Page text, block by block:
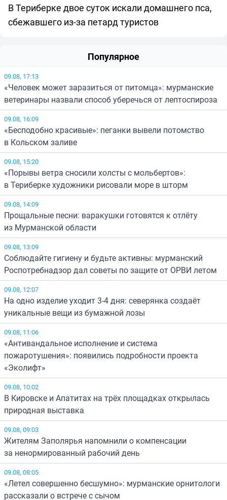
В Териберке двое суток искали домашнего пса,
сбежавшего из-за петард туристов
Популярное
09.08, 17:13
«Человек может заразиться от питомца»: мурманские
ветеринары назвали способ уберечься от лептоспироза
09.08, 16:09
«Бесподобно красивые»: пеганки вывели потомство
в Кольском заливе
09.08, 15:20
«Порывы ветра сносили холсты с мольбертов»:
в Териберке художники рисовали море в шторм
09.08, 14:09
Прощальные песни: варакушки готовятся к отлёту
из Мурманской области
09.08, 13:09
Соблюдайте гигиену и будьте активны: мурманский
Роспотребнадзор дал советы по защите от ОРВИ летом
09.08, 12:07
На одно изделие уходит 3-4 дня: северянка создаёт
уникальные вещи из бумажной лозы
09.08, 11:06
«Антивандальное исполнение и система
пожаротушения»: появились подробности проекта
«Эколифт»
09.08, 10:02
В Кировске и Апатитах на трёх площадках открылась
природная выставка
09.08, 09:03
Жителям Заполярья напомнили о компенсации
за ненормированный рабочий день
09.08, 08:05
«Летел совершенно бесшумно»: мурманские орнитологи
рассказали о встрече с сычом